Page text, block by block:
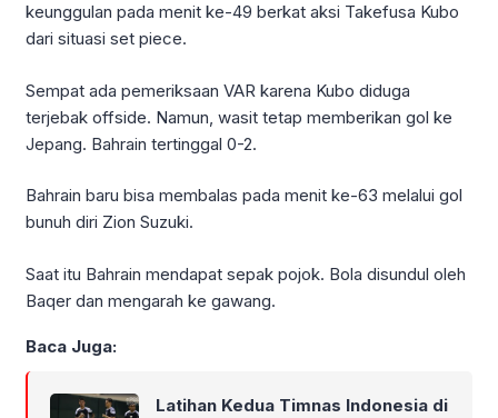
keunggulan pada menit ke-49 berkat aksi Takefusa Kubo
dari situasi set piece.
Sempat ada pemeriksaan VAR karena Kubo diduga
terjebak offside. Namun, wasit tetap memberikan gol ke
Jepang. Bahrain tertinggal 0-2.
Bahrain baru bisa membalas pada menit ke-63 melalui gol
bunuh diri Zion Suzuki.
Saat itu Bahrain mendapat sepak pojok. Bola disundul oleh
Baqer dan mengarah ke gawang.
Baca Juga:
Latihan Kedua Timnas Indonesia di